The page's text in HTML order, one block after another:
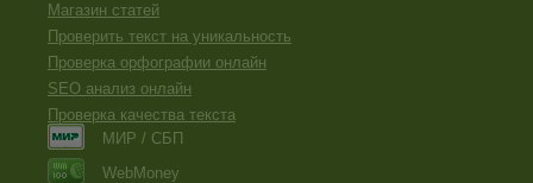
Магазин статей
Проверить текст на уникальность
Проверка орфографии онлайн
SEO анализ онлайн
Проверка качества текста
МИР / СБП
WebMoney